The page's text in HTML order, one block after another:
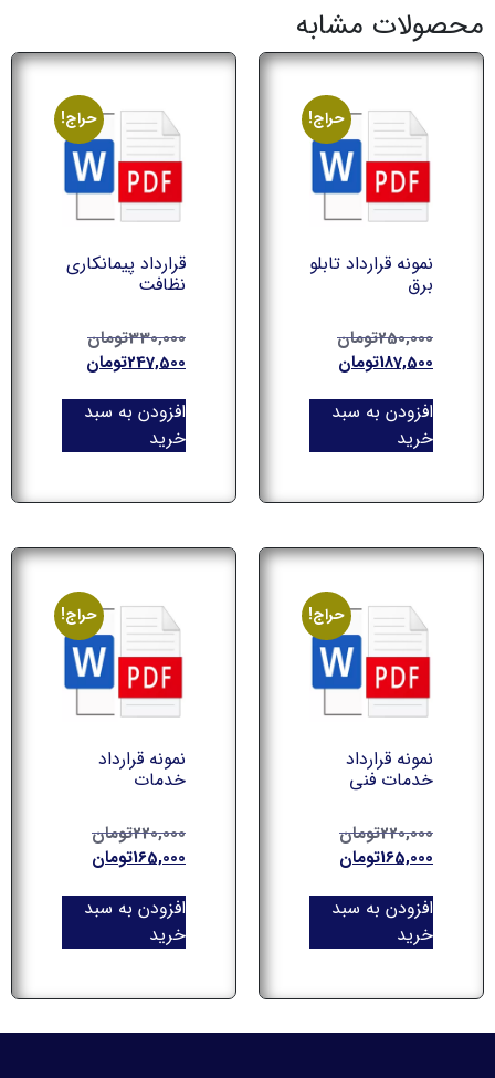
محصولات مشابه
حراج!
نمونه قرارداد تابلو
برق
250,000تومان
187,500تومان
افزودن به سبد
خرید
حراج!
قرارداد پیمانکاری
نظافت
330,000تومان
247,500تومان
افزودن به سبد
خرید
حراج!
نمونه قرارداد
خدمات فنی
220,000تومان
165,000تومان
افزودن به سبد
خرید
حراج!
نمونه قرارداد
خدمات
220,000تومان
165,000تومان
افزودن به سبد
خرید